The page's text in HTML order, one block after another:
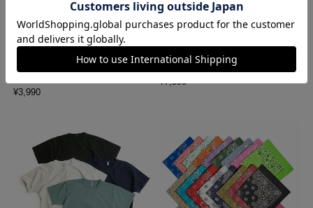
ロサンゼルスアパレル LOSANGE
LES APPAREL 1809GD 6.5オンス
半袖 ガーメントダイ ポケットTシ
¥3,990
キャンバー CAMBER 302 マック
スウェイト 半袖 ポケット Tシャ
ツ MADE IN USA
¥7,990